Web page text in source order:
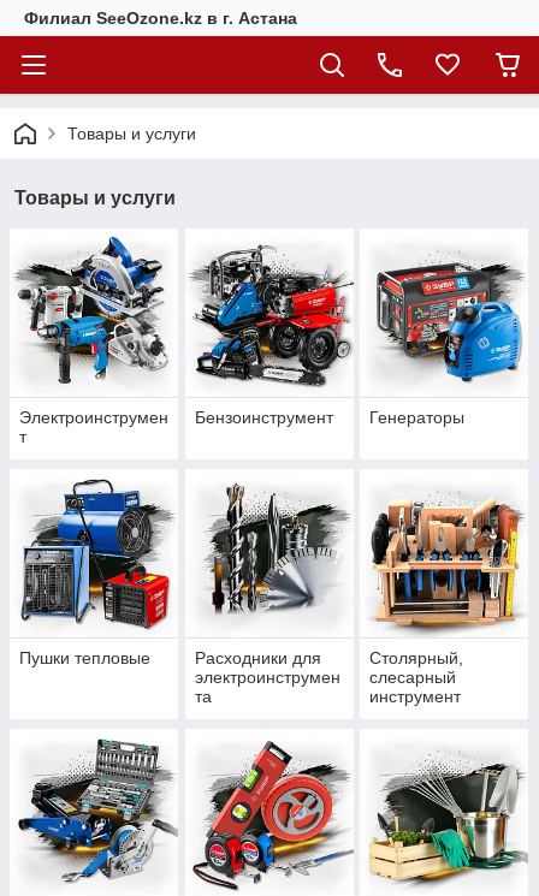
Филиал SeeOzone.kz в г. Астана
Товары и услуги
Товары и услуги
Электроинструмен
т
Бензоинструмент Генераторы
Пушки тепловые
Расходники для
электроинструмен
та
Столярный,
слесарный
инструмент